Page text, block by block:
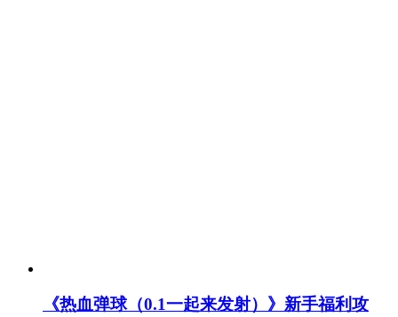
《热血弹球（0.1一起来发射）》新手福利攻